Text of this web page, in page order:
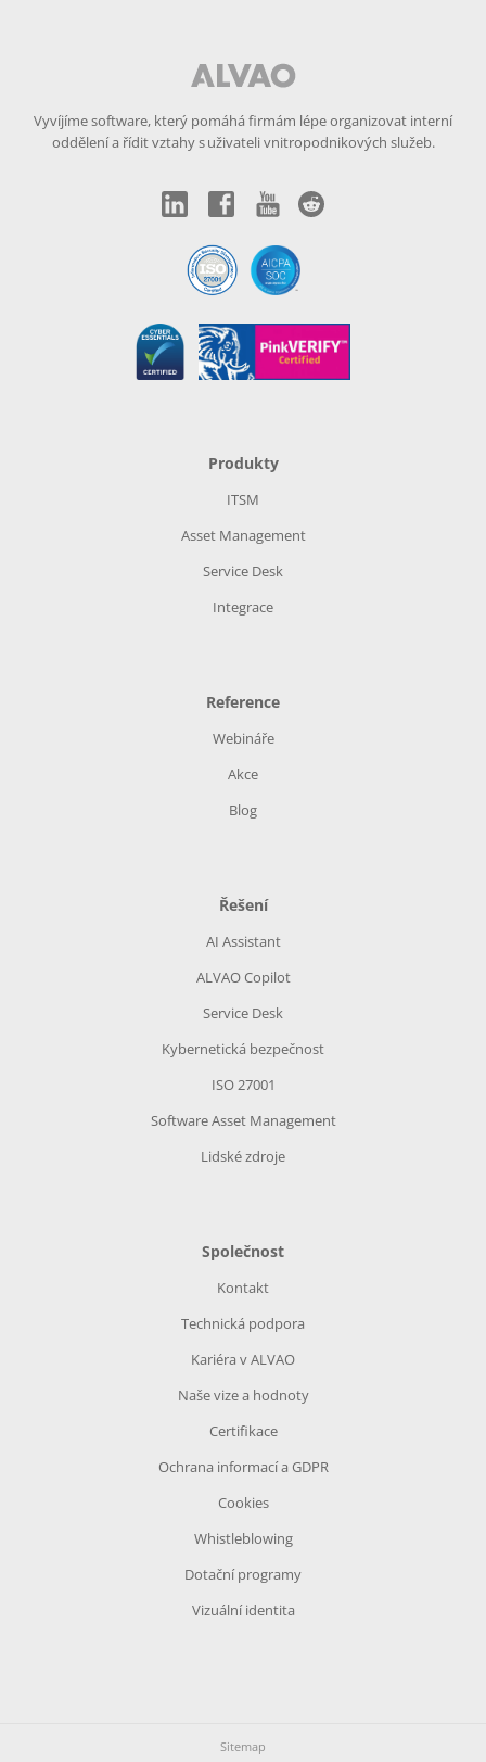
Vyvíjíme software, který pomáhá firmám lépe organizovat interní
oddělení a řídit vztahy s uživateli vnitropodnikových služeb.
Produkty
ITSM
Asset Management
Service Desk
Integrace
Reference
Webináře
Akce
Blog
Řešení
AI Assistant
ALVAO Copilot
Service Desk
Kybernetická bezpečnost
ISO 27001
Software Asset Management
Lidské zdroje
Společnost
Kontakt
Technická podpora
Kariéra v ALVAO
Naše vize a hodnoty
Certifikace
Ochrana informací a GDPR
Cookies
Whistleblowing
Dotační programy
Vizuální identita
Sitemap